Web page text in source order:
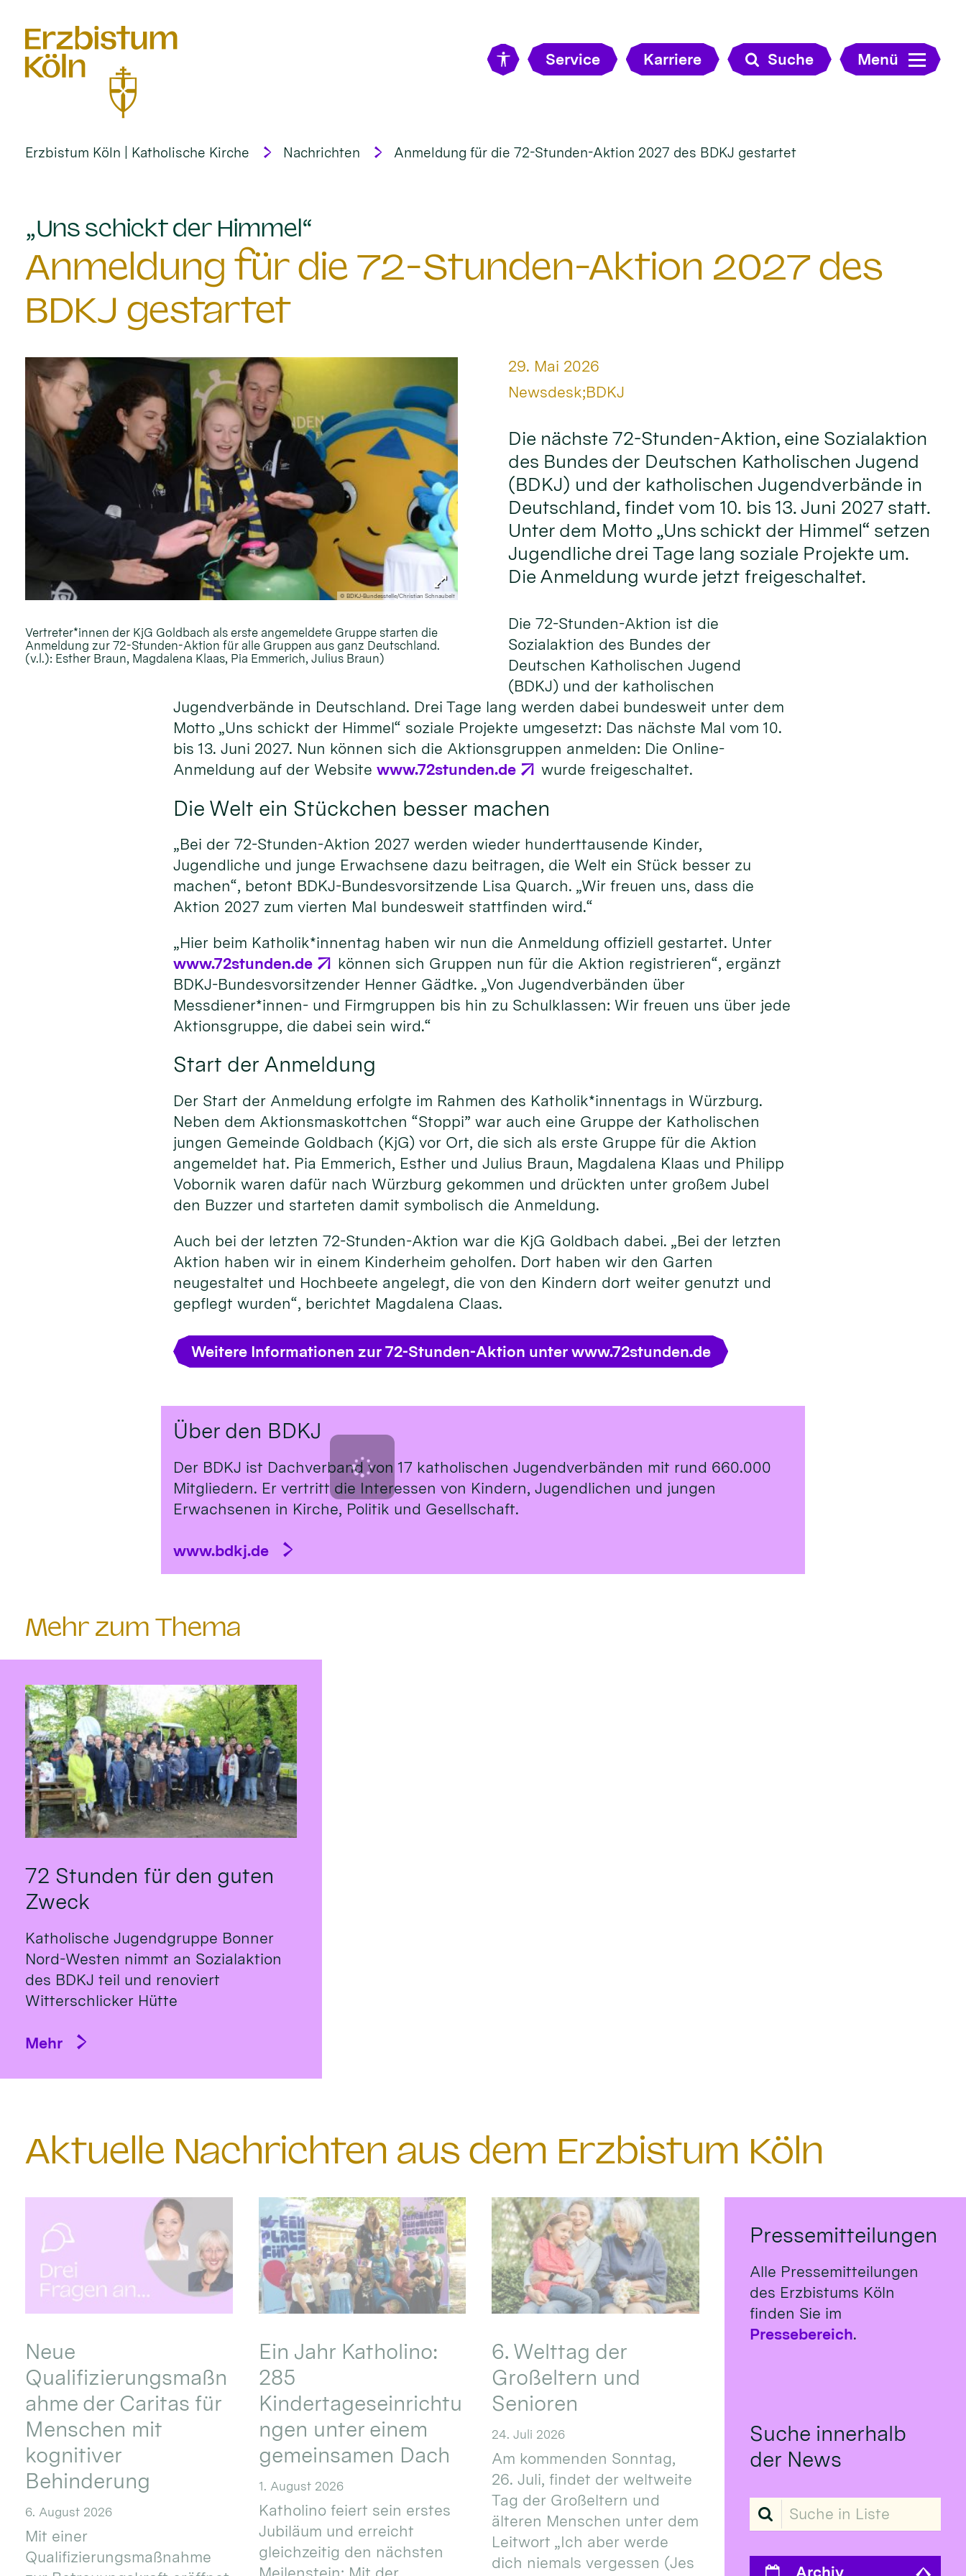
Service Karriere Suche Menü
Erzbistum Köln | Katholische Kirche Nachrichten Anmeldung für die 72-Stunden-Aktion 2027 des BDKJ gestartet
„Uns schickt der Himmel“
Anmeldung für die 72-Stunden-Aktion 2027 des
BDKJ gestartet
© BDKJ-Bundesstelle/Christian Schnaubelt
Vertreter*innen der KjG Goldbach als erste angemeldete Gruppe starten die
Anmeldung zur 72-Stunden-Aktion für alle Gruppen aus ganz Deutschland.
(v.l.): Esther Braun, Magdalena Klaas, Pia Emmerich, Julius Braun)
Datum:
29. Mai 2026
Von:
Newsdesk;BDKJ
Die nächste 72-Stunden-Aktion, eine Sozialaktion
des Bundes der Deutschen Katholischen Jugend
(BDKJ) und der katholischen Jugendverbände in
Deutschland, findet vom 10. bis 13. Juni 2027 statt.
Unter dem Motto „Uns schickt der Himmel“ setzen
Jugendliche drei Tage lang soziale Projekte um.
Die Anmeldung wurde jetzt freigeschaltet.
Die 72-Stunden-Aktion ist die
Sozialaktion des Bundes der
Deutschen Katholischen Jugend
(BDKJ) und der katholischen
Jugendverbände in Deutschland. Drei Tage lang werden dabei bundesweit unter dem
Motto „Uns schickt der Himmel“ soziale Projekte umgesetzt: Das nächste Mal vom 10.
bis 13. Juni 2027. Nun können sich die Aktionsgruppen anmelden: Die Online-
Anmeldung auf der Websitewww.72stunden.de wurde freigeschaltet.
Die Welt ein Stückchen besser machen
„Bei der 72-Stunden-Aktion 2027 werden wieder hunderttausende Kinder,
Jugendliche und junge Erwachsene dazu beitragen, die Welt ein Stück besser zu
machen“, betont BDKJ-Bundesvorsitzende Lisa Quarch. „Wir freuen uns, dass die
Aktion 2027 zum vierten Mal bundesweit stattfinden wird.“
„Hier beim Katholik*innentag haben wir nun die Anmeldung offiziell gestartet. Unter
www.72stunden.de
können sich Gruppen nun für die Aktion registrieren“, ergänzt
BDKJ-Bundesvorsitzender Henner Gädtke. „Von Jugendverbänden über
Messdiener*innen- und Firmgruppen bis hin zu Schulklassen: Wir freuen uns über jede
Aktionsgruppe, die dabei sein wird.“
Start der Anmeldung
Der Start der Anmeldung erfolgte im Rahmen des Katholik*innentags in Würzburg.
Neben dem Aktionsmaskottchen “Stoppi” war auch eine Gruppe der Katholischen
jungen Gemeinde Goldbach (KjG) vor Ort, die sich als erste Gruppe für die Aktion
angemeldet hat. Pia Emmerich, Esther und Julius Braun, Magdalena Klaas und Philipp
Vobornik waren dafür nach Würzburg gekommen und drückten unter großem Jubel
den Buzzer und starteten damit symbolisch die Anmeldung.
Auch bei der letzten 72-Stunden-Aktion war die KjG Goldbach dabei. „Bei der letzten
Aktion haben wir in einem Kinderheim geholfen. Dort haben wir den Garten
neugestaltet und Hochbeete angelegt, die von den Kindern dort weiter genutzt und
gepflegt wurden“, berichtet Magdalena Claas.
Weitere Informationen zur 72-Stunden-Aktion unter www.72stunden.de
Über den BDKJ
Der BDKJ ist Dachverband von 17 katholischen Jugendverbänden mit rund 660.000
Mitgliedern. Er vertritt die Interessen von Kindern, Jugendlichen und jungen
Erwachsenen in Kirche, Politik und Gesellschaft.
www.bdkj.de
Mehr zum Thema
72 Stunden für den guten
Zweck
Katholische Jugendgruppe Bonner
Nord-Westen nimmt an Sozialaktion
des BDKJ teil und renoviert
Witterschlicker Hütte
Mehr
Aktuelle Nachrichten aus dem Erzbistum Köln
Neue
Qualifizierungsmaßn
ahme der Caritas für
Menschen mit
kognitiver
Behinderung
6. August 2026
Mit einer
Qualifizierungsmaßnahme
Ein Jahr Katholino:
285
Kindertageseinrichtu
ngen unter einem
gemeinsamen Dach
1. August 2026
Katholino feiert sein erstes
Jubiläum und erreicht
gleichzeitig den nächsten
Meilenstein: Mit der
6. Welttag der
Großeltern und
Senioren
24. Juli 2026
Am kommenden Sonntag,
26. Juli, findet der weltweite
Tag der Großeltern und
älteren Menschen unter dem
Leitwort „Ich aber werde
dich niemals vergessen (Jes
Pressemitteilungen
Alle Pressemitteilungen
des Erzbistums Köln
finden Sie im
Pressebereich.
Suche innerhalb
der News
Suche in Liste
Archiv